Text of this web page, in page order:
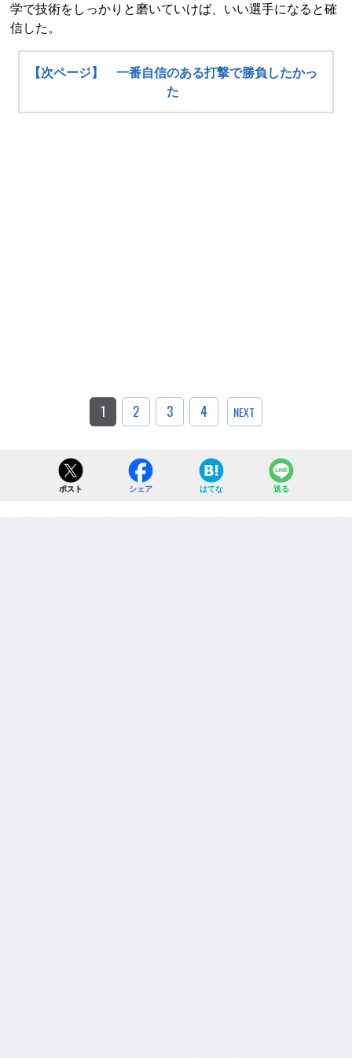
学で技術をしっかりと磨いていけば、いい選手になると確
信した。
【次ページ】 一番自信のある打撃で勝負したかっ
た
1 2 3 4 NEXT
ポスト シェア はてな 送る